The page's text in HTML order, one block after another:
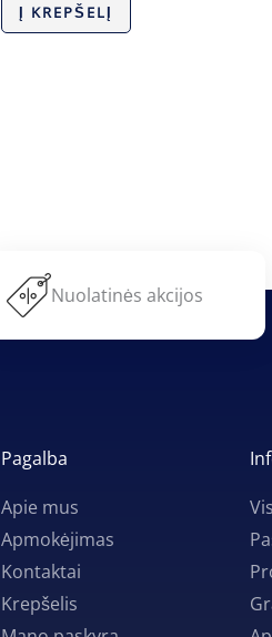
Į KREPŠELĮ
Nuolatinės akcijos
Pagalba
Apie mus
Apmokėjimas
Kontaktai
Krepšelis